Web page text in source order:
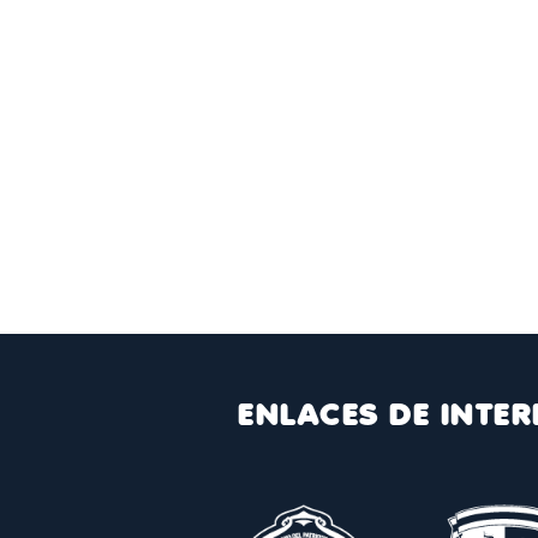
ENLACES DE